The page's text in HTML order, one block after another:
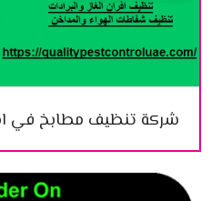
شركة تنظيف مطابخ في ابوظبي